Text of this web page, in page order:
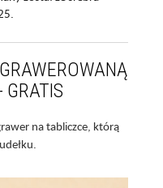
GRATIS
na tabliczce, którą